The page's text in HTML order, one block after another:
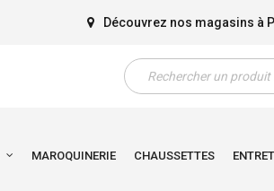
Découvrez nos magasins à
MAROQUINERIE CHAUSSETTES